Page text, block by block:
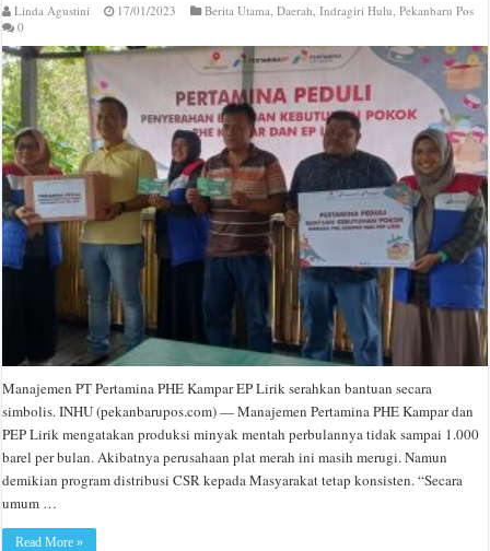
Linda Agustini 17/01/2023 Berita Utama ,Daerah ,Indragiri Hulu ,Pekanbaru Pos
0
Manajemen PT Pertamina PHE Kampar EP Lirik serahkan bantuan secara
simbolis. INHU (pekanbarupos.com) — Manajemen Pertamina PHE Kampar dan
PEP Lirik mengatakan produksi minyak mentah perbulannya tidak sampai 1.000
barel per bulan. Akibatnya perusahaan plat merah ini masih merugi. Namun
demikian program distribusi CSR kepada Masyarakat tetap konsisten. “Secara
umum …
Read More »